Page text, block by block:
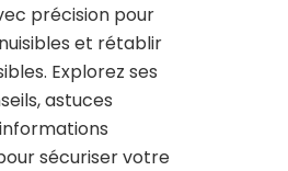
précision pour
et rétablir
Explorez ses
astuces
sécuriser votre